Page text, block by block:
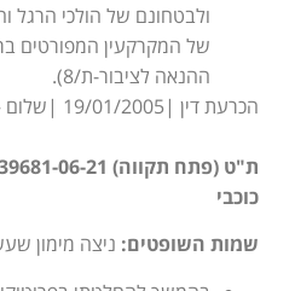
ולבטחונם של הולכי הרגל
של המקרקעין המפורטים
ההנאה לציבור-ת/8).
הכרעת דין |19/01/2005 |שלום – פתח תקווה
כוכבי
שמות השופטים: ניצה מימון